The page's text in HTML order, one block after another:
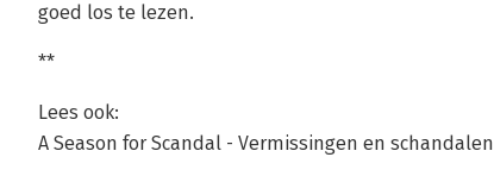
goed los te lezen.
**
Lees ook:
A Season for Scandal - Vermissingen en schandalen